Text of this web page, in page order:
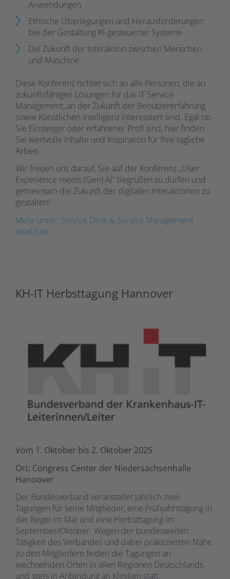
Anwendungen
Ethische Überlegungen und Herausforderungen
bei der Gestaltung KI-gesteuerter Systeme
Die Zukunft der Interaktion zwischen Menschen
und Maschine
Diese Konferenz richtet sich an alle Personen, die an
zukunftsfähigen Lösungen für das IT Service
Management, an der Zukunft der Benutzererfahrung
sowie Künstlichen Intelligenz interessiert sind. Egal ob
Sie Einsteiger oder erfahrener Profi sind, hier finden
Sie wertvolle Inhalte und Inspiration für Ihre tägliche
Arbeit.
Wir freuen uns darauf, Sie auf der Konferenz „User
Experience meets (Gen) AI“ begrüßen zu dürfen und
gemeinsam die Zukunft der digitalen Interaktionen zu
gestalten!
Mehr unter: Service Desk & Service Management
World.de
KH-IT Herbsttagung Hannover
Vom 1. Oktober bis 2. Oktober 2025
Ort: Congress Center der Niedersachsenhalle
Hanoover
Der Bundesverband veranstaltet jährlich zwei
Tagungen für seine Mitglieder, eine Frühjahrstagung in
der Regel im Mai und eine Herbsttagung im
September/Oktober. Wegen der bundesweiten
Tätigkeit des Verbandes und dabei praktizierten Nähe
zu den Mitgliedern finden die Tagungen an
wechselnden Orten in allen Regionen Deutschlands
und stets in Anbindung an Kliniken statt.